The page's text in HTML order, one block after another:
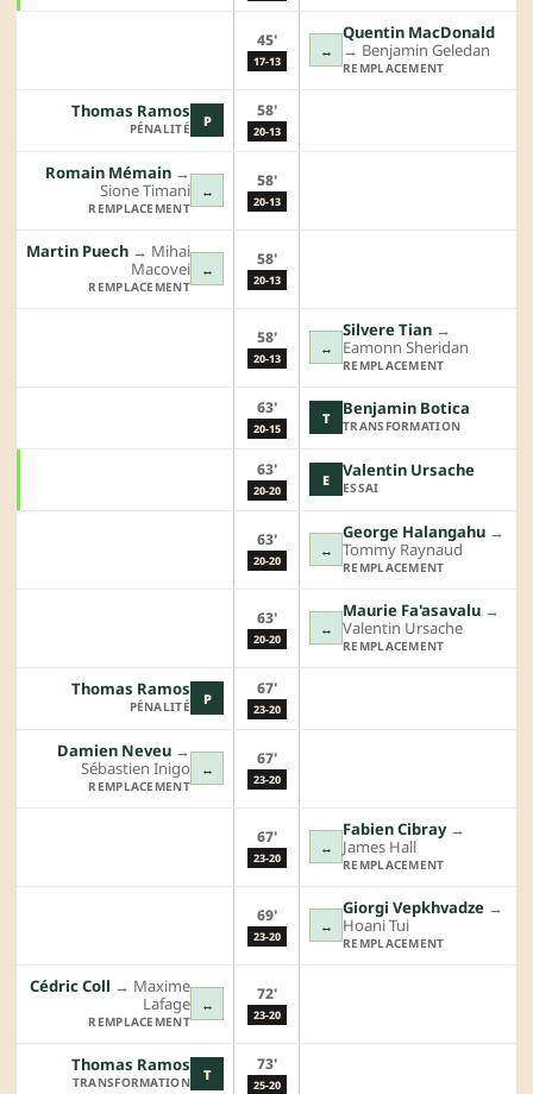
45'
17-13
↔
Quentin MacDonald
→︎ Benjamin Geledan
REMPLACEMENT
P
Thomas Ramos
PÉNALITÉ
58'
20-13
↔
Romain Mémain →︎
Sione Timani
REMPLACEMENT
58'
20-13
↔
Martin Puech →︎ Mihai
Macovei
REMPLACEMENT
58'
20-13
58'
20-13
↔
Silvere Tian →︎
Eamonn Sheridan
REMPLACEMENT
63'
20-15
T Benjamin Botica
TRANSFORMATION
63'
20-20
E Valentin Ursache
ESSAI
63'
20-20
↔
George Halangahu →︎
Tommy Raynaud
REMPLACEMENT
63'
20-20
↔
Maurie Fa'asavalu →︎
Valentin Ursache
REMPLACEMENT
P
Thomas Ramos
PÉNALITÉ
67'
23-20
↔
Damien Neveu →︎
Sébastien Inigo
REMPLACEMENT
67'
23-20
67'
23-20
↔
Fabien Cibray→︎
James Hall
REMPLACEMENT
69'
23-20
↔
Giorgi Vepkhvadze →︎
Hoani Tui
REMPLACEMENT
↔
Cédric Coll →︎ Maxime
Lafage
REMPLACEMENT
72'
23-20
T
Thomas Ramos
TRANSFORMATION
73'
25-20